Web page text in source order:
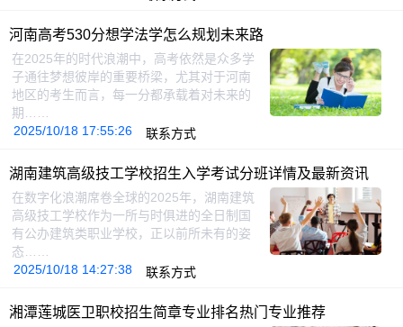
河南高考530分想学法学怎么规划未来路
在2025年的时代浪潮中，高考依然是众多学
子通往梦想彼岸的重要桥梁，尤其对于河南
地区的考生而言，每一分都承载着对未来的
期……
2025/10/18 17:55:26
联系方式
湖南建筑高级技工学校招生入学考试分班详情及最新资讯
在数字化浪潮席卷全球的2025年，湖南建筑
高级技工学校作为一所与时俱进的全日制国
有公办建筑类职业学校，正以前所未有的姿
态……
2025/10/18 14:27:38
联系方式
湘潭莲城医卫职校招生简章专业排名热门专业推荐